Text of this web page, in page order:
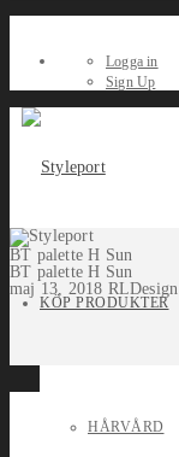
Logga in
Sign Up
KÖP PRODUKTER
HÅRVÅRD
BT palette H Sun
BT palette H Sun
maj 13, 2018 RLDesign